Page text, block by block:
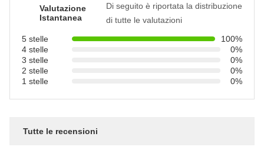
Valutazione
Istantanea
Di seguito è riportata la distribuzione
di tutte le valutazioni
5 stelle
100%
4 stelle
0%
3 stelle
0%
2 stelle
0%
1 stelle
0%
Tutte le recensioni